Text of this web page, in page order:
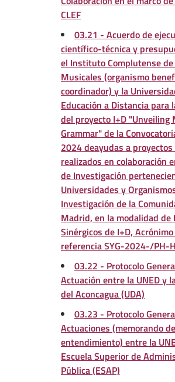
CLEF
03.21 - Acuerdo de
científico-técnica y
el Instituto Complutense de
Musicales (organismo
coordinador) y la
Educación a Distancia para
del proyecto I+D "Unveiling
Grammar" de la
2024 deayudas a proyectos
realizados en colaboración
de Investigación
Universidades y
Investigación de la
Madrid, en la modalidad de
Sinérgicos de I+D,
referencia SYG-2024-/PH-
03.22 - Protocolo
Actuación entre la UNED y
del Aconcagua (UDA)
03.23 - Protocolo
Actuaciones (memorando de
entendimiento) entre la
Escuela Superior de
Pública (ESAP)